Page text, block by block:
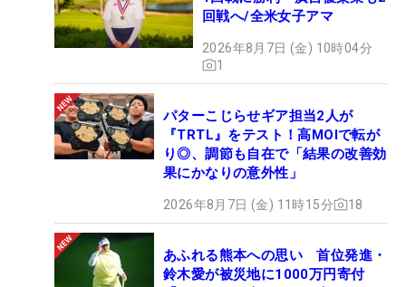
BALL：スリクソン Z-STAR XV 2025年
回戦へ/全米女子アマ
2026年8月7日 (金) 10時04分
1
パターこじらせギア担当2人が
『TRTL』をテスト！高MOIで転が
り◎、調節も自在で「結果の改善効
果にかなりの意外性」
2026年8月7日 (金) 11時15分 18
あふれる熊本への思い 首位発進・
鈴木愛が被災地に1000万円寄付